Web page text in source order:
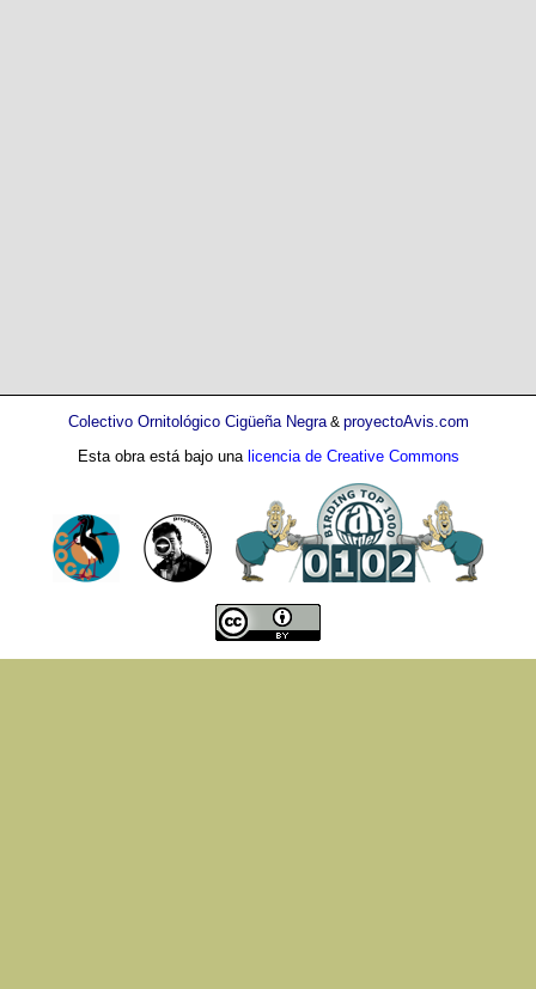
Colectivo Ornitológico Cigüeña Negra& proyectoAvis.com
Esta obra está bajo una licencia de Creative Commons